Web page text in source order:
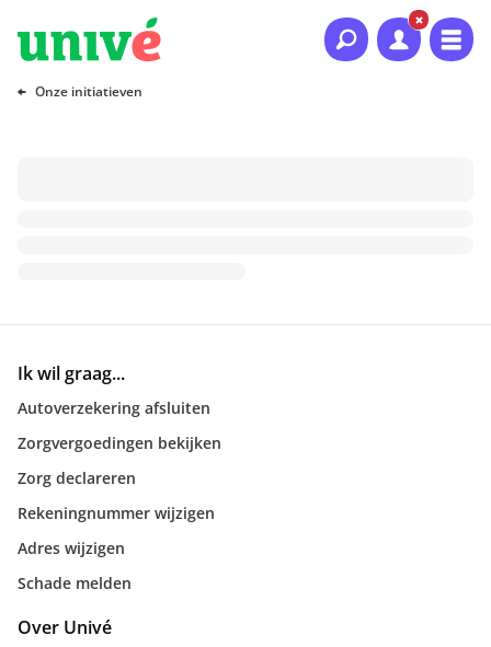
Naar hoofdinhoud
Naar hoofdnavigatie
Naar footer
Onze initiatieven
Ik wil graag...
Autoverzekering afsluiten
Zorgvergoedingen bekijken
Zorg declareren
Rekeningnummer wijzigen
Adres wijzigen
Schade melden
Over Univé